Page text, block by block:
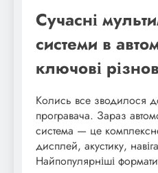
Сучасні
системи в
ключові
Колись все зводилося
програвача. Зараз
система — це
дисплей, акустику,
Найпопулярніші